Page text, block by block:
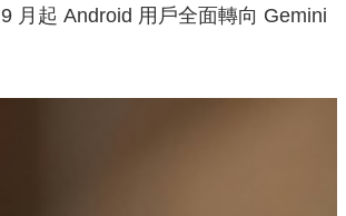
9 月起 Android 用戶全面轉向 Gemini